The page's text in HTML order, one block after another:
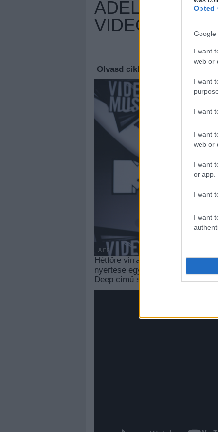
Opted
Google
I want
web or
I want
I want
I want
web or
I want
or app.
I want
I want
ADELE NÉGY
VIDEO MUSIC
Olvasd cikkeinket az
Hétfőre virradóra kiosztották a
nyertese egy angol énekesnő,
Deep című számának